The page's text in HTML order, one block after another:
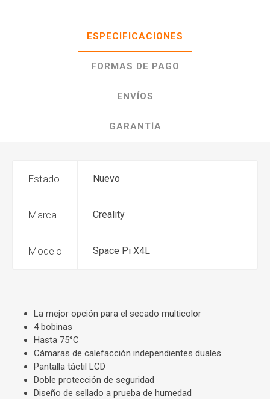
ESPECIFICACIONES
FORMAS DE PAGO
ENVÍOS
GARANTÍA
Estado Nuevo
Marca Creality
Modelo Space Pi X4L
La mejor opción para el secado multicolor
4 bobinas
Hasta 75°C
Cámaras de calefacción independientes duales
Pantalla táctil LCD
Doble protección de seguridad
Diseño de sellado a prueba de humedad